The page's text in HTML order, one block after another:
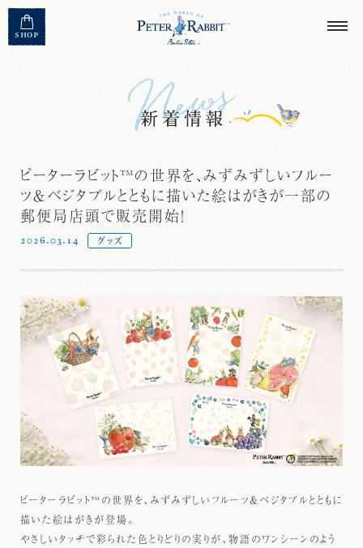
SHOP
MENU CLOSE
ピーターラビット™の世界を、みずみずしいフルー
ツ＆ベジタブルとともに描いた絵はがきが一部の
郵便局店頭で販売開始！
2026.03.14 グッズ
ピーターラビット™の世界を、みずみずしいフルーツ＆ベジタブルとともに
描いた絵はがきが登場。
やさしいタッチで彩られた色とりどりの実りが、物語のワンシーンのよう